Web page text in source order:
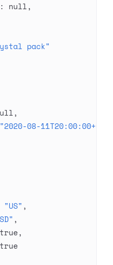
: null,
pack"
,
"2020-08-
"US" ,
,
true,
true